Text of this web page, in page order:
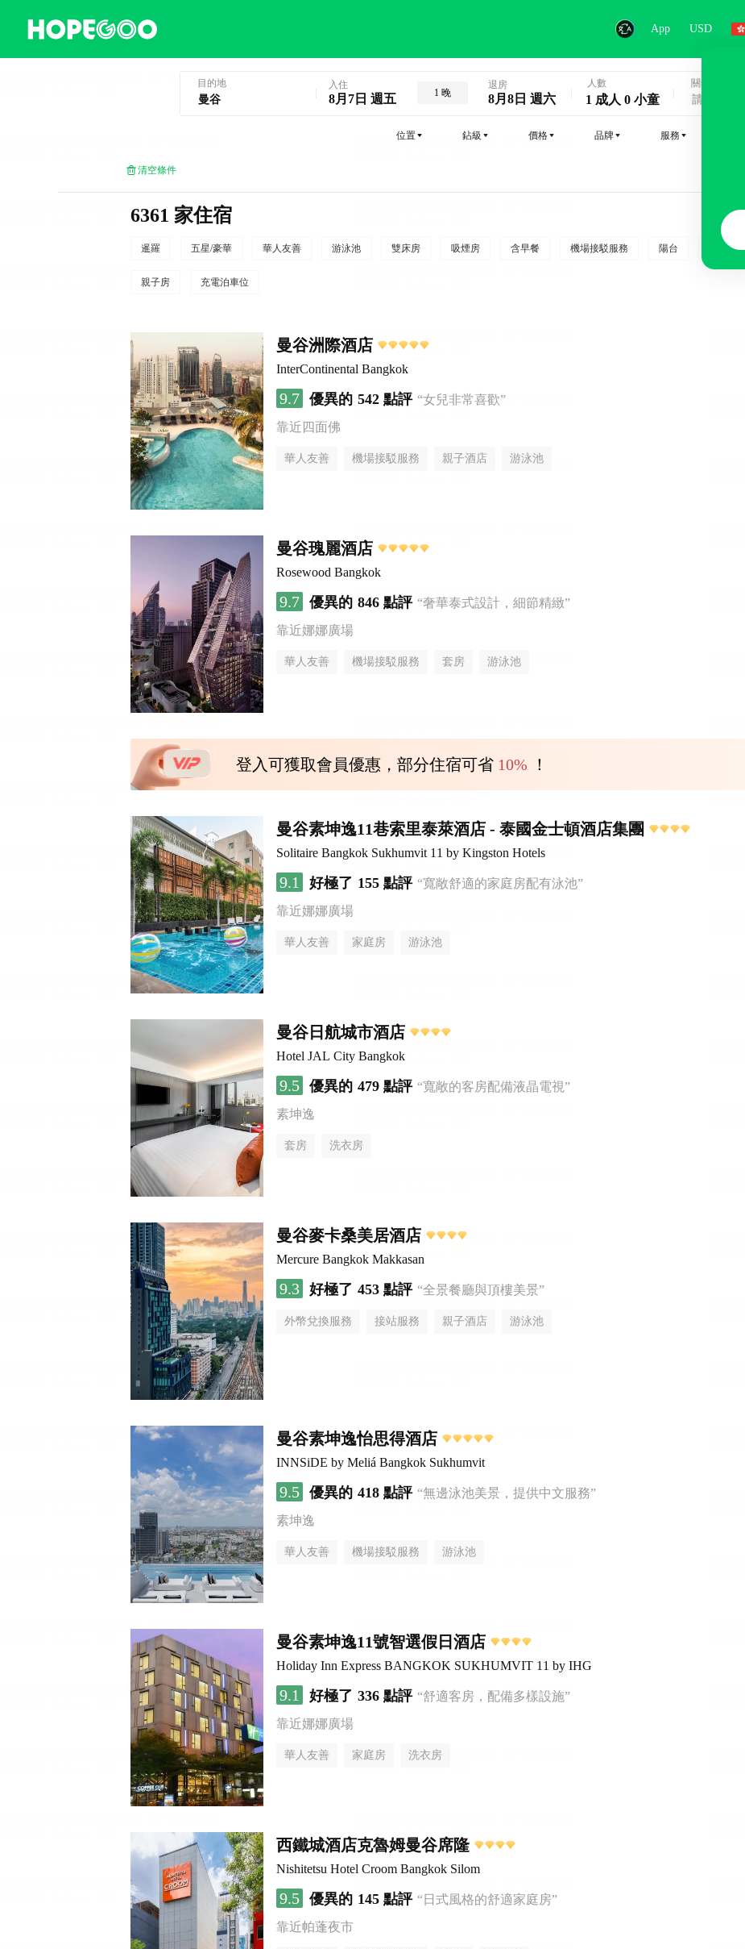
App USD
目的地 入住
8月7日 週五 1 晚
退房
8月8日 週六
人數
1 成人 0 小童
關鍵字
位置 鉆級 價格 品牌 服務
清空條件
6361 家住宿
暹羅 五星/豪華 華人友善 游泳池 雙床房 吸煙房 含早餐 機場接駁服務 陽台 行李寄
親子房 充電泊車位
曼谷洲際酒店
InterContinental Bangkok
9.7 優異的 542 點評 “女兒非常喜歡”
靠近四面佛
華人友善 機場接駁服務 親子酒店 游泳池
曼谷瑰麗酒店
Rosewood Bangkok
9.7 優異的 846 點評 “奢華泰式設計，細節精緻”
靠近娜娜廣場
華人友善 機場接駁服務 套房 游泳池
登入可獲取會員優惠，部分住宿可省 10% ！
曼谷素坤逸11巷索里泰萊酒店 - 泰國金士頓酒店集團
Solitaire Bangkok Sukhumvit 11 by Kingston Hotels
9.1 好極了 155 點評 “寬敞舒適的家庭房配有泳池”
靠近娜娜廣場
華人友善 家庭房 游泳池
曼谷日航城市酒店
Hotel JAL City Bangkok
9.5 優異的 479 點評 “寬敞的客房配備液晶電視”
素坤逸
套房 洗衣房
曼谷麥卡桑美居酒店
Mercure Bangkok Makkasan
9.3 好極了 453 點評 “全景餐廳與頂樓美景”
外幣兌換服務 接站服務 親子酒店 游泳池
曼谷素坤逸怡思得酒店
INNSiDE by Meliá Bangkok Sukhumvit
9.5 優異的 418 點評 “無邊泳池美景，提供中文服務”
素坤逸
華人友善 機場接駁服務 游泳池
曼谷素坤逸11號智選假日酒店
Holiday Inn Express BANGKOK SUKHUMVIT 11 by IHG
9.1 好極了 336 點評 “舒適客房，配備多樣設施”
靠近娜娜廣場
華人友善 家庭房 洗衣房
西鐵城酒店克魯姆曼谷席隆
Nishitetsu Hotel Croom Bangkok Silom
9.5 優異的 145 點評 “日式風格的舒適家庭房”
靠近帕蓬夜市